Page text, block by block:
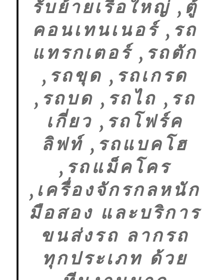
รับย้ายเรือใหญ่ ,ตู้
คอนเทนเนอร์ ,รถ
แทรกเตอร์ ,รถตัก
,รถขุด ,รถเกรด
,รถบด ,รถไถ ,รถ
เกี่ยว ,รถโฟร์ค
ลิฟท์ ,รถแบคโฮ
,รถแม็คโคร
,เครื่องจักรกลหนัก
มือสอง และบริการ
ขนส่งรถ ลากรถ
ทุกประเภท ด้วย